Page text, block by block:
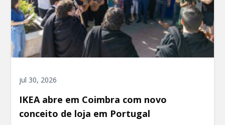
jul 30, 2026
IKEA abre em Coimbra com novo
conceito de loja em Portugal